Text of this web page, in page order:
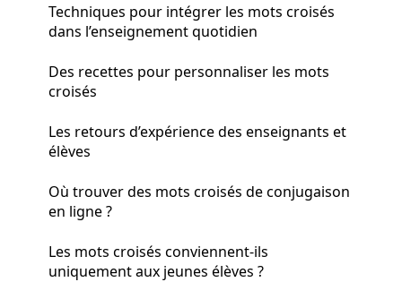
Techniques pour intégrer les mots croisés
dans l’enseignement quotidien
Des recettes pour personnaliser les mots
croisés
Les retours d’expérience des enseignants et
élèves
Où trouver des mots croisés de conjugaison
en ligne ?
Les mots croisés conviennent-ils
uniquement aux jeunes élèves ?